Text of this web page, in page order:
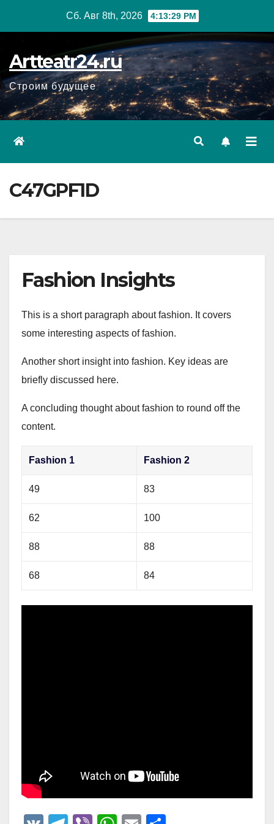
Сб. Авг 8th, 2026 4:13:30 PM
Artteatr24.ru
Строим будущее
C47GPF1D
Fashion Insights
This is a short paragraph about fashion. It covers
some interesting aspects of fashion.
Another short insight into fashion. Key ideas are
briefly discussed here.
A concluding thought about fashion to round off the
content.
Fashion 1 Fashion 2
49 83
62 100
88 88
68 84